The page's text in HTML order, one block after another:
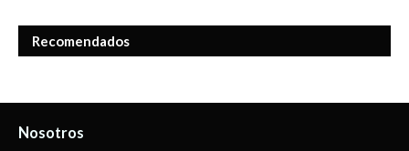
Recomendados
Nosotros